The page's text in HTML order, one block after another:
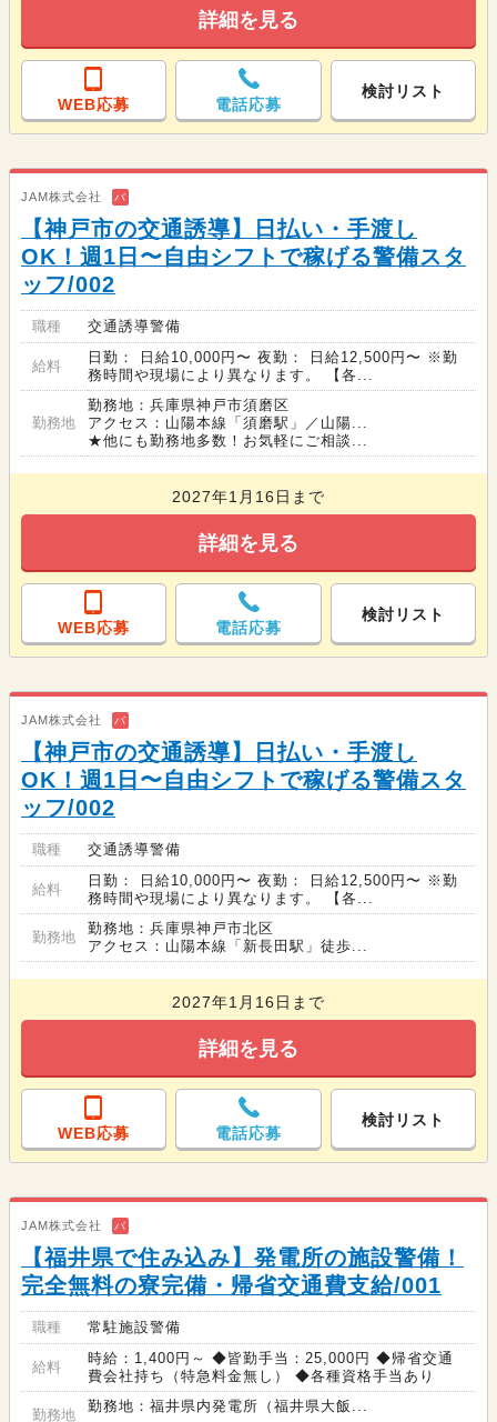
詳細を見る
WEB応募 電話応募
検討リスト
JAM株式会社 バ
【神戸市の交通誘導】日払い・手渡し
OK！週1日〜自由シフトで稼げる警備スタ
ッフ/002
職種 交通誘導警備
給料
日勤： 日給10,000円〜 夜勤： 日給12,500円〜 ※勤
務時間や現場により異なります。 【各...
勤務地
勤務地：兵庫県神戸市須磨区
アクセス：山陽本線「須磨駅」／山陽...
★他にも勤務地多数！お気軽にご相談...
2027年1月16日まで
詳細を見る
WEB応募 電話応募
検討リスト
JAM株式会社 バ
【神戸市の交通誘導】日払い・手渡し
OK！週1日〜自由シフトで稼げる警備スタ
ッフ/002
職種 交通誘導警備
給料
日勤： 日給10,000円〜 夜勤： 日給12,500円〜 ※勤
務時間や現場により異なります。 【各...
勤務地
勤務地：兵庫県神戸市北区
アクセス：山陽本線「新長田駅」徒歩...
2027年1月16日まで
詳細を見る
WEB応募 電話応募
検討リスト
JAM株式会社 バ
【福井県で住み込み】発電所の施設警備！
完全無料の寮完備・帰省交通費支給/001
職種 常駐施設警備
給料
時給：1,400円～ ◆皆勤手当：25,000円 ◆帰省交通
費会社持ち（特急料金無し） ◆各種資格手当あり
勤務地
勤務地：福井県内発電所（福井県大飯...